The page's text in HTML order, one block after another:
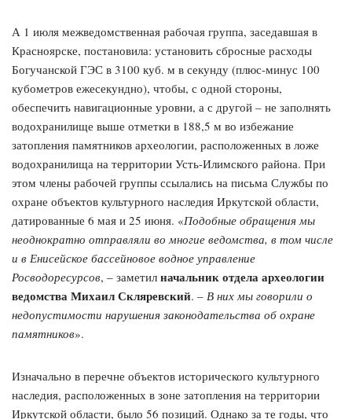
А 1 июля межведомственная рабочая группа, заседавшая в
Красноярске, постановила: установить сбросные расходы
Богучанской ГЭС в 3100 куб. м в секунду (плюс-минус 100
кубометров ежесекундно), чтобы, с одной стороны,
обеспечить навигационные уровни, а с другой – не заполнять
водохранилище выше отметки в 188,5 м во избежание
затопления памятников археологии, расположенных в ложе
водохранилища на территории Усть-Илимского района. При
этом члены рабочей группы ссылались на письма Службы по
охране объектов культурного наследия Иркутской области,
датированные 6 мая и 25 июня. «Подобные обращения мы
неоднократно отправляли во многие ведомства, в том числе
и в Енисейское бассейновое водное управление
Росводоресурсов, – заметил начальник отдела археологии
ведомства Михаил Скляревский. – В них мы говорили о
недопустимости нарушения законодательства об охране
памятников».
Изначально в перечне объектов исторического культурного
наследия, расположенных в зоне затопления на территории
Иркутской области, было 56 позиций. Однако за те годы, что